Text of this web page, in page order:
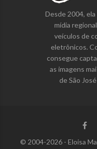
Desde 2004,
mídia
veículos de
eletrônicos.
consegue
as imagens
de São
© 2004-2026 - Eloisa